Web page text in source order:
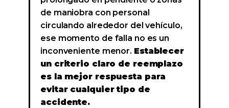
de maniobra con personal
circulando alrededor del vehículo,
ese momento de falla no es un
inconveniente menor. Establecer
un criterio claro de reemplazo
es la mejor respuesta para
evitar cualquier tipo de
accidente.